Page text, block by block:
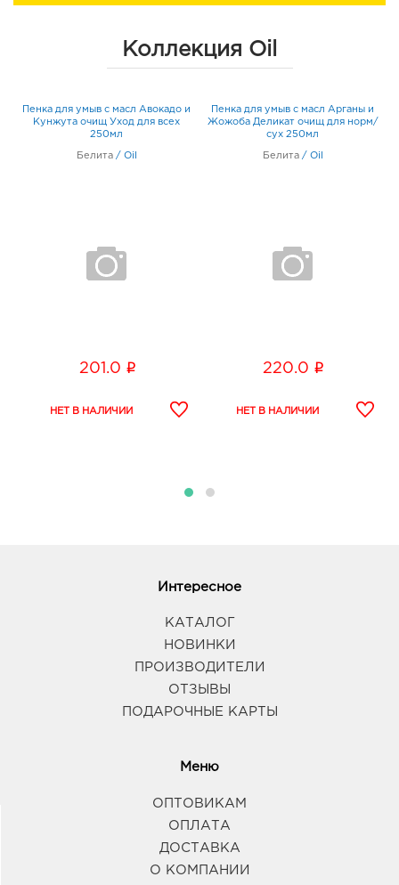
Коллекция Oil
Пенка для умыв с масл Авокадо и
Кунжута очищ Уход для всех
250мл
Белита / Oil
201.0 i
Пенка для умыв с масл Арганы и
Жожоба Деликат очищ для норм/
сух 250мл
Белита / Oil
220.0 i
Интересное
КАТАЛОГ
НОВИНКИ
ПРОИЗВОДИТЕЛИ
ОТЗЫВЫ
ПОДАРОЧНЫЕ КАРТЫ
Меню
ОПТОВИКАМ
ОПЛАТА
ДОСТАВКА
О КОМПАНИИ